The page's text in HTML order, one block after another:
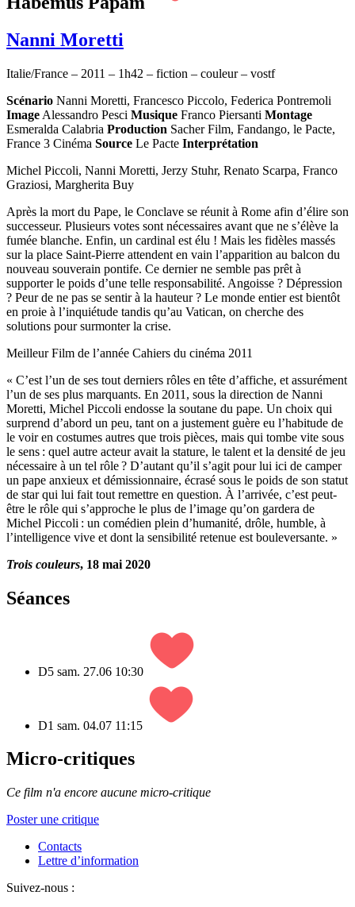
Nanni Moretti
Italie/France – 2011 – 1h42 – fiction – couleur – vostf
Scénario Nanni Moretti, Francesco Piccolo, Federica Pontremoli
Image Alessandro Pesci Musique Franco Piersanti Montage
Esmeralda Calabria Production Sacher Film, Fandango, le Pacte,
France 3 Cinéma Source Le Pacte Interprétation
Michel Piccoli, Nanni Moretti, Jerzy Stuhr, Renato Scarpa, Franco
Graziosi, Margherita Buy
Après la mort du Pape, le Conclave se réunit à Rome afin d’élire son
successeur. Plusieurs votes sont nécessaires avant que ne s’élève la
fumée blanche. Enfin, un cardinal est élu ! Mais les fidèles massés
sur la place Saint-Pierre attendent en vain l’apparition au balcon du
nouveau souverain pontife. Ce dernier ne semble pas prêt à
supporter le poids d’une telle responsabilité. Angoisse ? Dépression
? Peur de ne pas se sentir à la hauteur ? Le monde entier est bientôt
en proie à l’inquiétude tandis qu’au Vatican, on cherche des
solutions pour surmonter la crise.
Meilleur Film de l’année Cahiers du cinéma 2011
« C’est l’un de ses tout derniers rôles en tête d’affiche, et assurément
l’un de ses plus marquants. En 2011, sous la direction de Nanni
Moretti, Michel Piccoli endosse la soutane du pape. Un choix qui
surprend d’abord un peu, tant on a justement guère eu l’habitude de
le voir en costumes autres que trois pièces, mais qui tombe vite sous
le sens : quel autre acteur avait la stature, le talent et la densité de jeu
nécessaire à un tel rôle ? D’autant qu’il s’agit pour lui ici de camper
un pape anxieux et démissionnaire, écrasé sous le poids de son statut
de star qui lui fait tout remettre en question. À l’arrivée, c’est peut-
être le rôle qui s’approche le plus de l’image qu’on gardera de
Michel Piccoli : un comédien plein d’humanité, drôle, humble, à
l’intelligence vive et dont la sensibilité retenue est bouleversante. »
Trois couleurs, 18 mai 2020
Séances
D5 sam. 27.06 10:30
D1 sam. 04.07 11:15
Micro-critiques
Ce film n'a encore aucune micro-critique
Poster une critique
Contacts
Lettre d’information
Suivez-nous :